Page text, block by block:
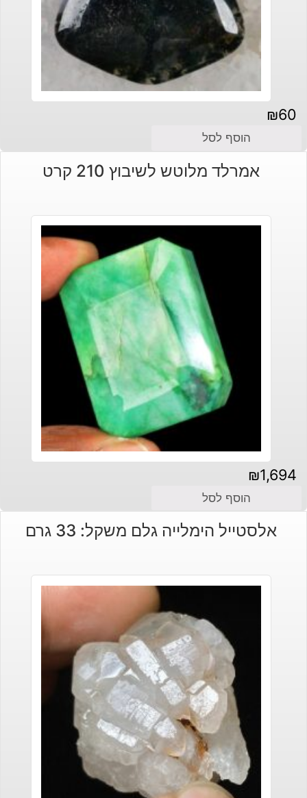
₪60
הוסף לסל
אמרלד מלוטש לשיבוץ 210 קרט
₪1,694
הוסף לסל
אלסטייל הימלייה גלם משקל: 33 גרם